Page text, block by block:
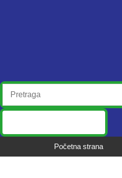
Početna strana